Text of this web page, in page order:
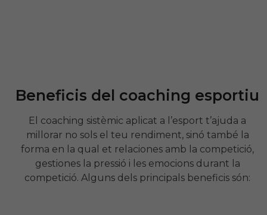
Beneficis del coaching esportiu
El coaching sistèmic aplicat a l’esport t’ajuda a
millorar no sols el teu rendiment, sinó també la
forma en la qual et relaciones amb la competició,
gestiones la pressió i les emocions durant la
competició. Alguns dels principals beneficis són: